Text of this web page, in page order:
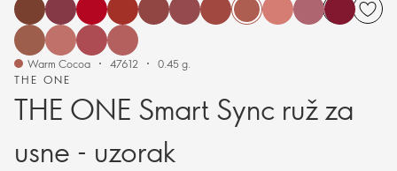
THE ONE
THE ONE Smart Sync ruž za
usne - uzorak
Warm Cocoa 47612 0.45 g.